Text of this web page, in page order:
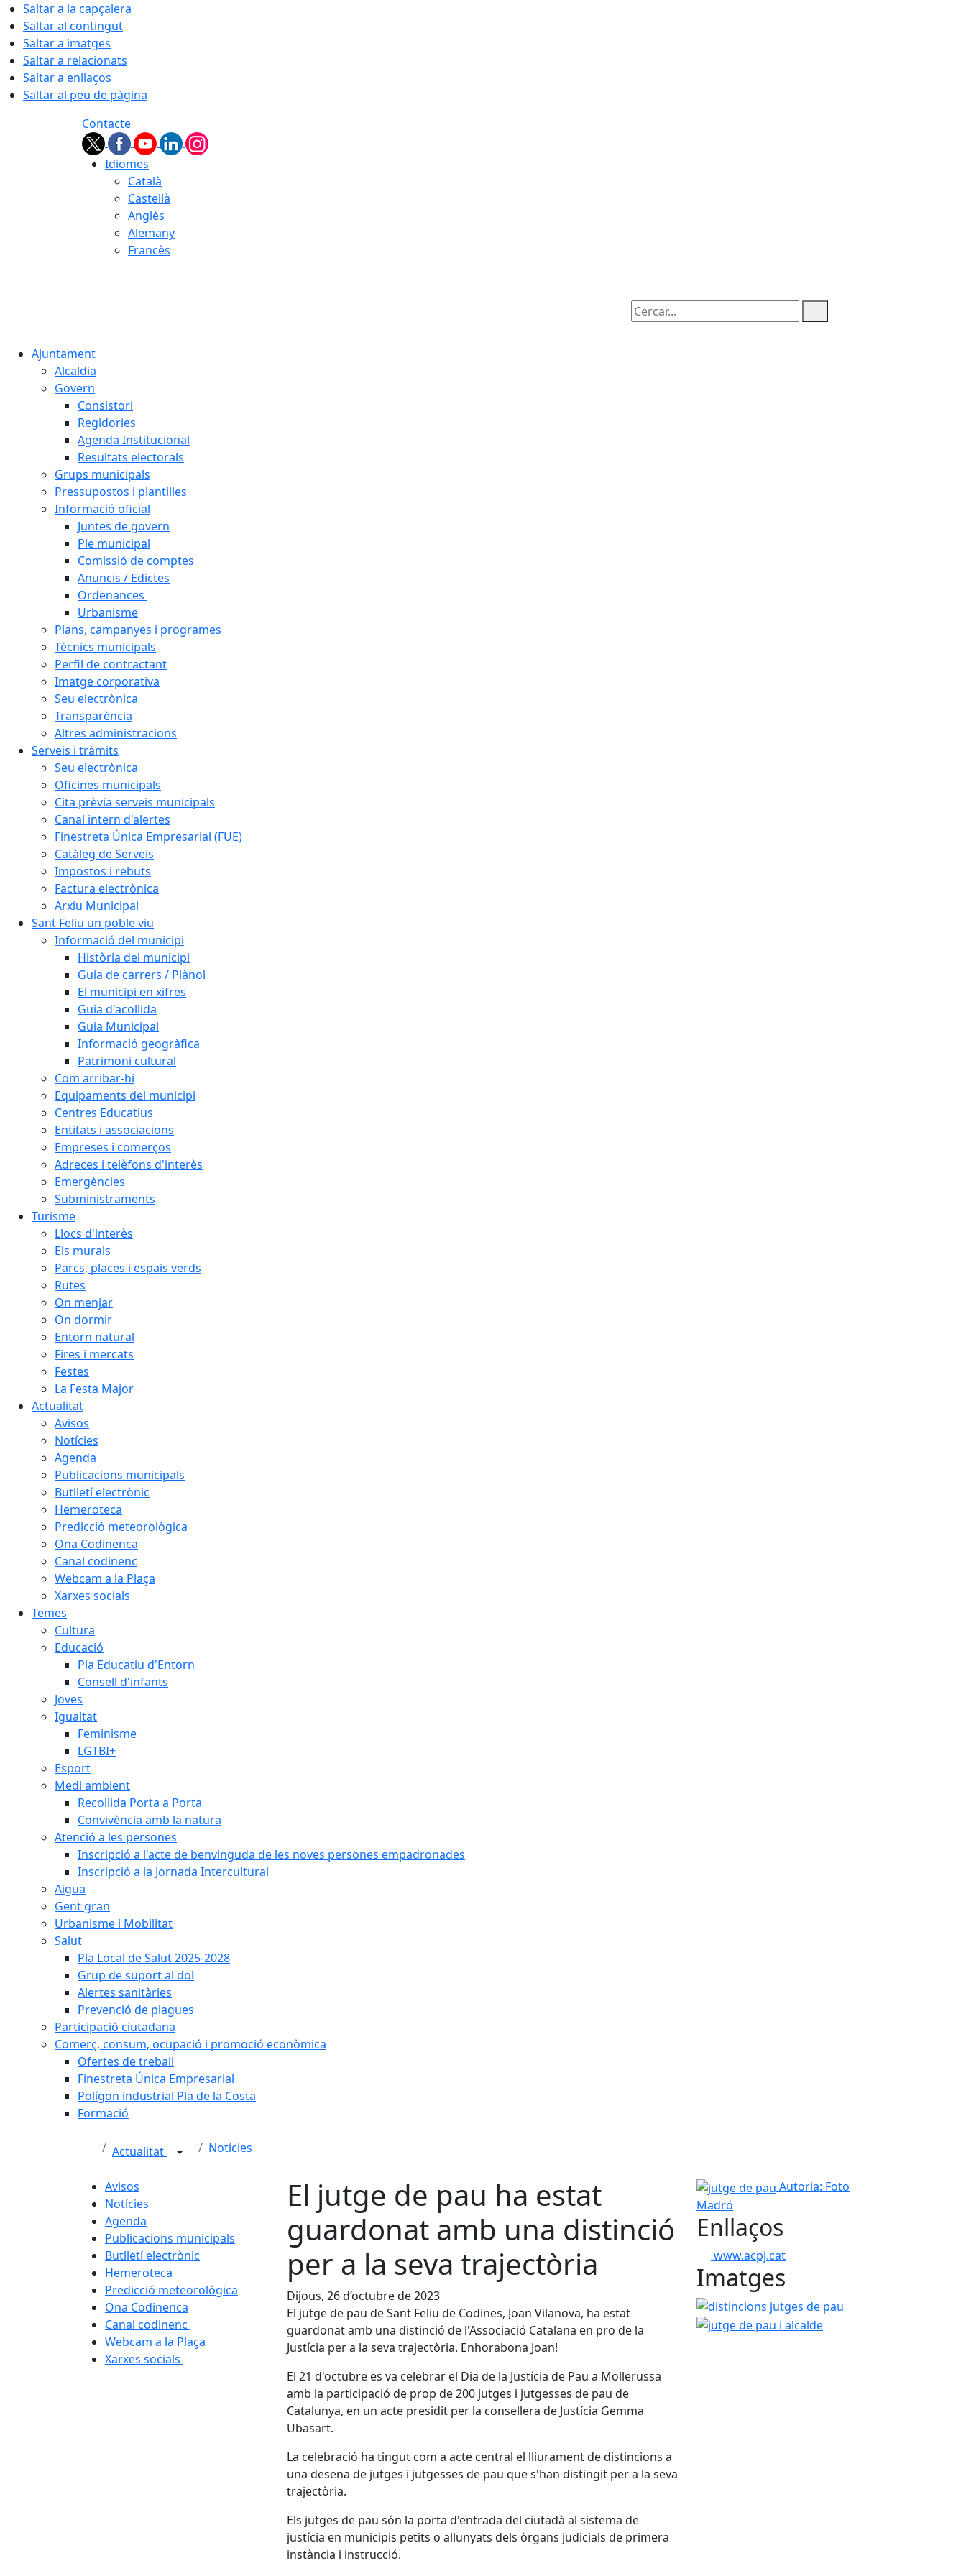
Saltar a la capçalera
Saltar al contingut
Saltar a imatges
Saltar a relacionats
Saltar a enllaços
Saltar al peu de pàgina
Contacte
Idiomes
Català
Castellà
Anglès
Alemany
Francès
Cercar:
Ajuntament
Alcaldia
Govern
Consistori
Regidories
Agenda Institucional
Resultats electorals
Grups municipals
Pressupostos i plantilles
Informació oficial
Juntes de govern
Ple municipal
Comissió de comptes
Anuncis / Edictes
Ordenances
Urbanisme
Plans, campanyes i programes
Tècnics municipals
Perfil de contractant
Imatge corporativa
Seu electrònica
Transparència
Altres administracions
Serveis i tràmits
Seu electrònica
Oficines municipals
Cita prèvia serveis municipals
Canal intern d'alertes
Finestreta Única Empresarial (FUE)
Catàleg de Serveis
Impostos i rebuts
Factura electrònica
Arxiu Municipal
Sant Feliu un poble viu
Informació del municipi
Història del municipi
Guia de carrers / Plànol
El municipi en xifres
Guia d'acollida
Guia Municipal
Informació geogràfica
Patrimoni cultural
Com arribar-hi
Equipaments del municipi
Centres Educatius
Entitats i associacions
Empreses i comerços
Adreces i telèfons d'interès
Emergències
Subministraments
Turisme
Llocs d'interès
Els murals
Parcs, places i espais verds
Rutes
On menjar
On dormir
Entorn natural
Fires i mercats
Festes
La Festa Major
Actualitat
Avisos
Notícies
Agenda
Publicacions municipals
Butlletí electrònic
Hemeroteca
Predicció meteorològica
Ona Codinenca
Canal codinenc
Webcam a la Plaça
Xarxes socials
Temes
Cultura
Educació
Pla Educatiu d'Entorn
Consell d'infants
Joves
Igualtat
Feminisme
LGTBI+
Esport
Medi ambient
Recollida Porta a Porta
Convivència amb la natura
Atenció a les persones
Inscripció a l'acte de benvinguda de les noves persones empadronades
Inscripció a la Jornada Intercultural
Aigua
Gent gran
Urbanisme i Mobilitat
Salut
Pla Local de Salut 2025-2028
Grup de suport al dol
Alertes sanitàries
Prevenció de plagues
Participació ciutadana
Comerç, consum, ocupació i promoció econòmica
Ofertes de treball
Finestreta Única Empresarial
Polígon industrial Pla de la Costa
Formació
Actualitat Notícies
Avisos
Notícies
Agenda
Publicacions municipals
Butlletí electrònic
Hemeroteca
Predicció meteorològica
Ona Codinenca
Canal codinenc
Webcam a la Plaça
Xarxes socials
El jutge de pau ha estat
guardonat amb una distinció
per a la seva trajectòria
Dijous, 26 d’octubre de 2023
El jutge de pau de Sant Feliu de Codines, Joan Vilanova, ha estat
guardonat amb una distinció de l'Associació Catalana en pro de la
Justícia per a la seva trajectòria. Enhorabona Joan!
El 21 d'octubre es va celebrar el Dia de la Justícia de Pau a Mollerussa
amb la participació de prop de 200 jutges i jutgesses de pau de
Catalunya, en un acte presidit per la consellera de Justícia Gemma
Ubasart.
La celebració ha tingut com a acte central el lliurament de distincions a
una desena de jutges i jutgesses de pau que s'han distingit per a la seva
trajectòria.
Els jutges de pau són la porta d'entrada del ciutadà al sistema de
justícia en municipis petits o allunyats dels òrgans judicials de primera
instància i instrucció.
jutge de pau
Autoria: Foto
Madró
Enllaços
www.acpj.cat
Imatges
distincions jutges de pau